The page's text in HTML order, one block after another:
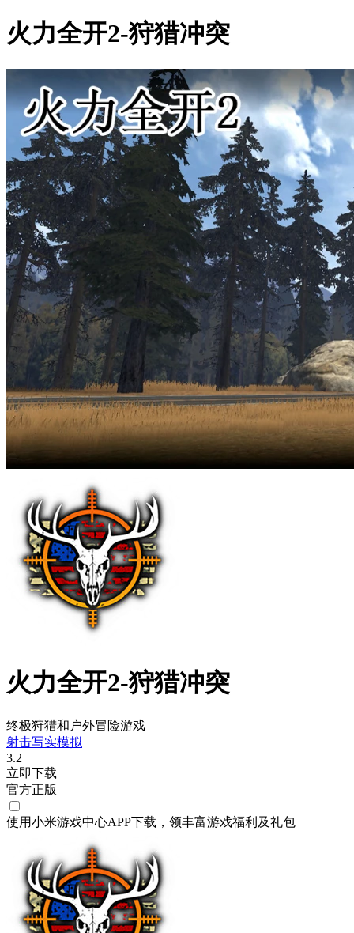
火力全开2-狩猎冲突
火力全开2-狩猎冲突
终极狩猎和户外冒险游戏
射击写实模拟
3.2
立即下载
官方正版
使用小米游戏中心APP下载 ，领丰富游戏福利 及礼包